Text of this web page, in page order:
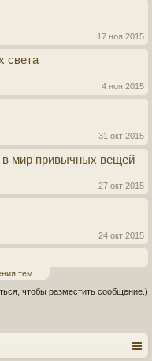
17 ноя 2015
света
4 ноя 2015
31 окт 2015
в мир привычных вещей
27 окт 2015
24 окт 2015
тем
чтобы разместить сообщение.)